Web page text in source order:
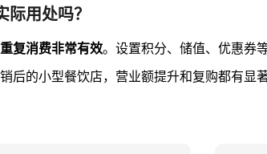
用处吗？
复消费非常有效。设置积分、储值、优惠券
后的小型餐饮店，营业额提升和复购都有显